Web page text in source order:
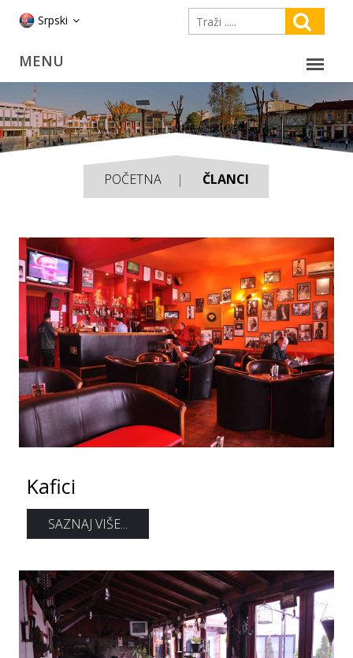
Srpski
POČETNA ČLANCI
Kafici
SAZNAJ VIŠE...